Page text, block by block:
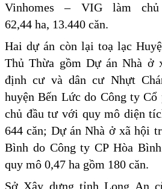
Vinhomes – VIG làm
62,44 ha, 13.440 căn.
Hai dự án còn lại toạ lạc
Thủ Thừa gồm Dự án Nhà ở
định cư và dân cư Nhựt
huyện Bến Lức do Công ty Cổ
chủ đầu tư với quy mô diện
644 căn; Dự án Nhà ở xã hội
Bình do Công ty CP Hòa
quy mô 0,47 ha gồm 180 căn.
Sở Xây dựng tỉnh Long An